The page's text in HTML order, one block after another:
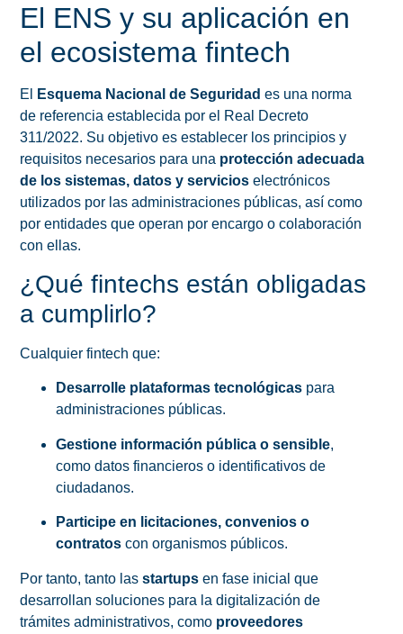
El ENS y su aplicación en
el ecosistema fintech
El Esquema Nacional de Seguridad es una norma
de referencia establecida por el Real Decreto
311/2022. Su objetivo es establecer los principios y
requisitos necesarios para una protección adecuada
de los sistemas, datos y servicios electrónicos
utilizados por las administraciones públicas, así como
por entidades que operan por encargo o colaboración
con ellas.
¿Qué fintechs están obligadas
a cumplirlo?
Cualquier fintech que:
Desarrolle plataformas tecnológicas para
administraciones públicas.
Gestione información pública o sensible,
como datos financieros o identificativos de
ciudadanos.
Participe en licitaciones, convenios o
contratos con organismos públicos.
Por tanto, tanto las startups en fase inicial que
desarrollan soluciones para la digitalización de
trámites administrativos, como proveedores